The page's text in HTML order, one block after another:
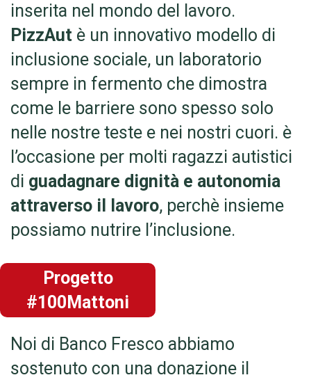
inserita nel mondo del lavoro.
PizzAut è un innovativo modello di
inclusione sociale, un laboratorio
sempre in fermento che dimostra
come le barriere sono spesso solo
nelle nostre teste e nei nostri cuori. è
l’occasione per molti ragazzi autistici
di guadagnare dignità e autonomia
attraverso il lavoro, perchè insieme
possiamo nutrire l’inclusione.
Progetto
#100Mattoni
Noi di Banco Fresco abbiamo
sostenuto con una donazione il